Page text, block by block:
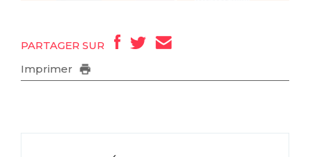
PARTAGER SUR
Imprimer